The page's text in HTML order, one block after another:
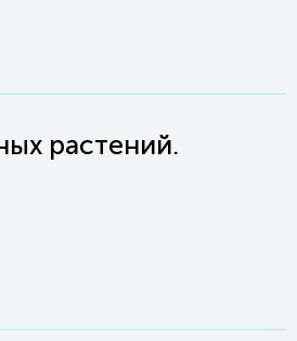
растений.